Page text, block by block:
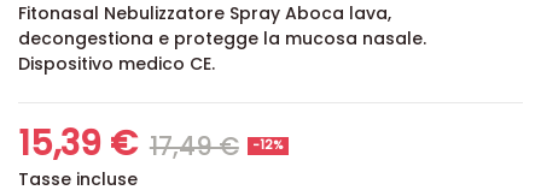
Fitonasal Nebulizzatore Spray Aboca lava,
decongestiona e protegge la mucosa nasale.
Dispositivo medico CE.
15,39 € 17,49 € -12%
Tasse incluse